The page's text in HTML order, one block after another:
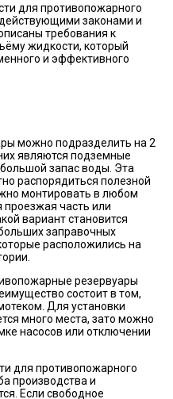
для противопожарного
законами и
требования к
жидкости, который
и эффективного
можно подразделить на 2
являются подземные
запас воды. Эта
распорядиться полезной
монтировать в любом
проезжая часть или
вариант становится
заправочных
расположились на
резервуары
состоит в том,
Для установки
много места, зато можно
насосов или отключении
для противопожарного
производства и
Если свободное